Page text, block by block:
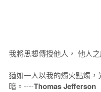
我將思想傳授他人， 他人
猶如一人以我的燭火點燭
暗。----Thomas Jefferson